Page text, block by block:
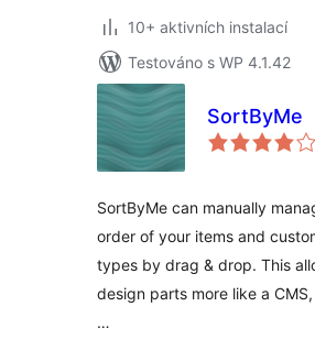
10+ aktivních instalací
Testováno s WP 4.1.42
SortByMe
SortByMe can manually
order of your items and
types by drag & drop. This
design parts more like a
…